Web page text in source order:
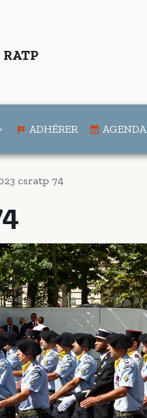
ADHÉRER AGENDA
csratp 74